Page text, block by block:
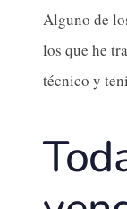
Alguno de
los que he
técnico y